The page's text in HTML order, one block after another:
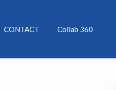
CONTACT Collab 360